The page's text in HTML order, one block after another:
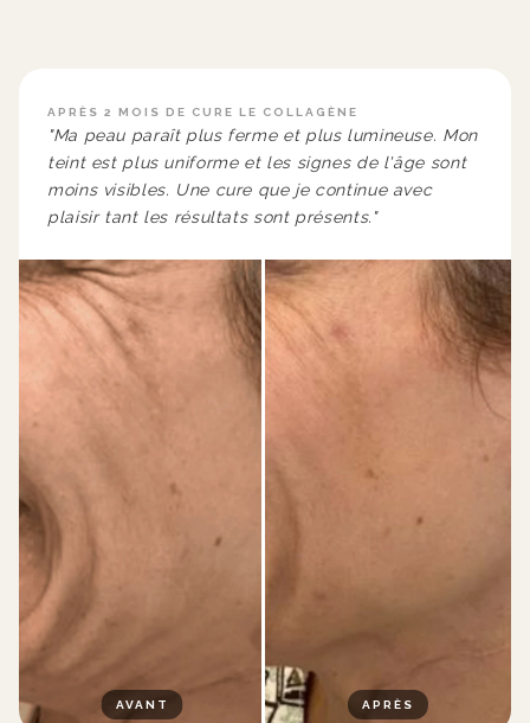
APRÈS 2 MOIS DE CURE LE COLLAGÈNE
"Ma peau paraît plus ferme et plus lumineuse. Mon
teint est plus uniforme et les signes de l'âge sont
moins visibles. Une cure que je continue avec
plaisir tant les résultats sont présents."
AVANT APRÈS